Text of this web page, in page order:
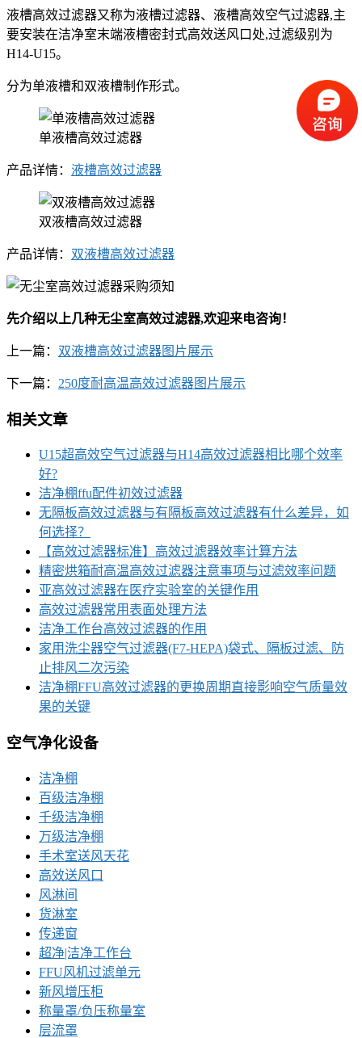
液槽高效过滤器又称为液槽过滤器、液槽高效空气过滤器,主
要安装在洁净室末端液槽密封式高效送风口处,过滤级别为
H14-U15。
分为单液槽和双液槽制作形式。
单液槽高效过滤器
产品详情： 液槽高效过滤器
双液槽高效过滤器
产品详情： 双液槽高效过滤器
先介绍以上几种无尘室高效过滤器,欢迎来电咨询！
上一篇： 双液槽高效过滤器图片展示
下一篇： 250度耐高温高效过滤器图片展示
相关文章
U15超高效空气过滤器与H14高效过滤器相比哪个效率
好?
洁净棚ffu配件初效过滤器
无隔板高效过滤器与有隔板高效过滤器有什么差异，如
何选择？
【高效过滤器标准】高效过滤器效率计算方法
精密烘箱耐高温高效过滤器注意事项与过滤效率问题
亚高效过滤器在医疗实验室的关键作用
高效过滤器常用表面处理方法
洁净工作台高效过滤器的作用
家用洗尘器空气过滤器(F7-HEPA)袋式、隔板过滤、防
止排风二次污染
洁净棚FFU高效过滤器的更换周期直接影响空气质量效
果的关键
空气净化设备
洁净棚
百级洁净棚
千级洁净棚
万级洁净棚
手术室送风天花
高效送风口
风淋间
货淋室
传递窗
超净|洁净工作台
FFU风机过滤单元
新风增压柜
称量罩/负压称量室
层流罩